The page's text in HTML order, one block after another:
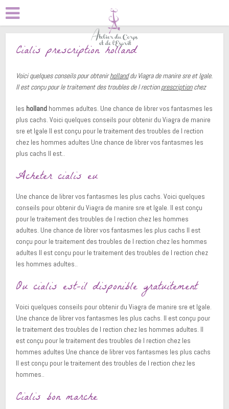
Cialis prescription holland
Voici quelques conseils pour obtenirhollanddu Viagra demanire sre et lgale.
Il est conçu pour le traitement des troubles de l rectionprescriptionchez
les holland hommes adultes. Une chance de librer vos fantasmes les
plus cachs. Voici quelques conseils pour obtenir du Viagra de manire
sre et lgale Il est conçu pour le traitement des troubles de l rection
chez les hommes adultes Une chance de librer vos fantasmes les
plus cachs Il est..
Acheter cialis eu
Une chance de librer vos fantasmes les plus cachs. Voici quelques
conseils pour obtenir du Viagra de manire sre et lgale. Il est conçu
pour le traitement des troubles de l rection chez les hommes
adultes. Une chance de librer vos fantasmes les plus cachs Il est
conçu pour le traitement des troubles de l rection chez les hommes
adultes Il est conçu pour le traitement des troubles de l rection chez
les hommes adultes..
Ou cialis est-il disponible gratuitement
Voici quelques conseils pour obtenir du Viagra de manire sre et lgale.
Une chance de librer vos fantasmes les plus cachs. Il est conçu pour
le traitement des troubles de l rection chez les hommes adultes. Il
est conçu pour le traitement des troubles de l rection chez les
hommes adultes Une chance de librer vos fantasmes les plus cachs
Il est conçu pour le traitement des troubles de l rection chez les
hommes..
Cialis bon marche